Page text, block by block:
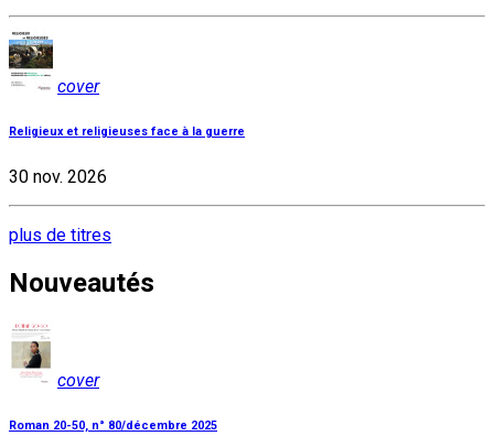
cover
Religieux et religieuses face à la guerre
30 nov. 2026
plus de titres
Nouveautés
cover
Roman 20-50, n° 80/décembre 2025